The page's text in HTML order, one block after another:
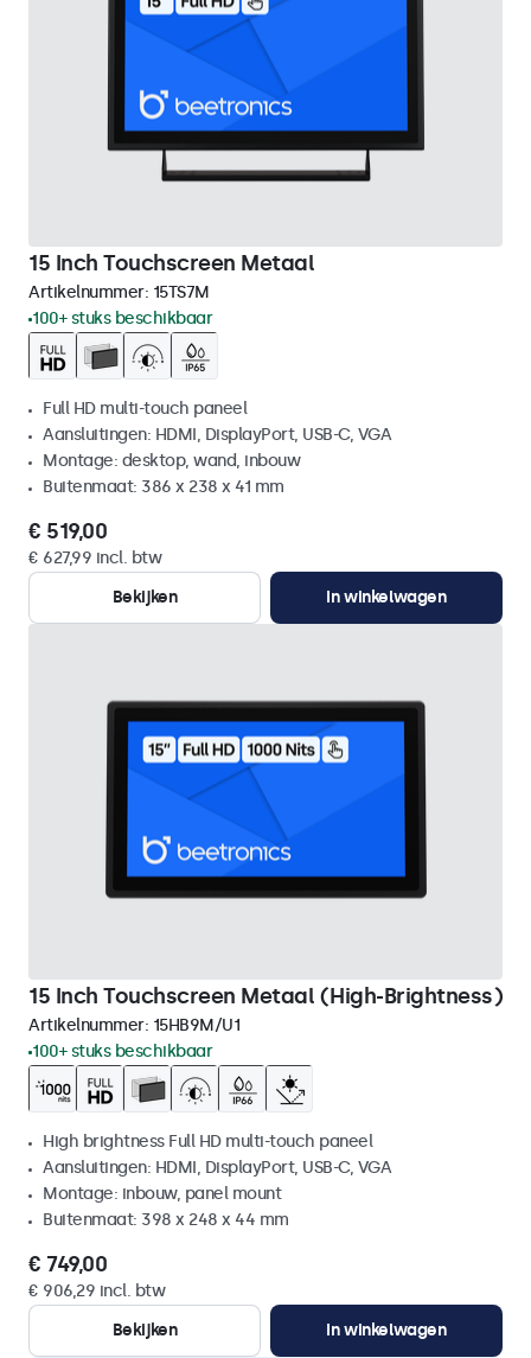
15 Inch Touchscreen Metaal
Artikelnummer: 15TS7M
100+ stuks beschikbaar
Full HD multi-touch paneel
Aansluitingen: HDMI, DisplayPort, USB-C, VGA
Montage: desktop, wand, inbouw
Buitenmaat: 386 x 238 x 41 mm
€ 519,00
€ 627,99 incl. btw
Bekijken
In winkelwagen
15 Inch Touchscreen Metaal (High-Brightness)
Artikelnummer: 15HB9M/U1
100+ stuks beschikbaar
High brightness Full HD multi-touch paneel
Aansluitingen: HDMI, DisplayPort, USB-C, VGA
Montage: inbouw, panel mount
Buitenmaat: 398 x 248 x 44 mm
€ 749,00
€ 906,29 incl. btw
Bekijken
In winkelwagen